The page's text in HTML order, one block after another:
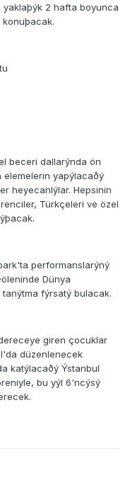
2 hafta boyunca
beceri dallarýnda ön
elemelerin yapýlacaðý
heyecanlýlar. Hepsinin
Türkçeleri ve özel
performanslarýný
Dünya
fýrsatý bulacak.
giren çocuklar
düzenlenecek
katýlacaðý Ýstanbul
bu yýl 6'ncýsý